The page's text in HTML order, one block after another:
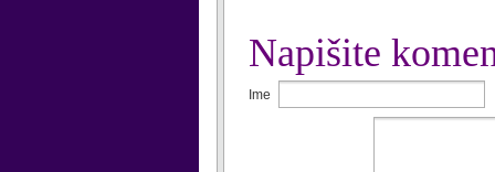
Napišite
Ime